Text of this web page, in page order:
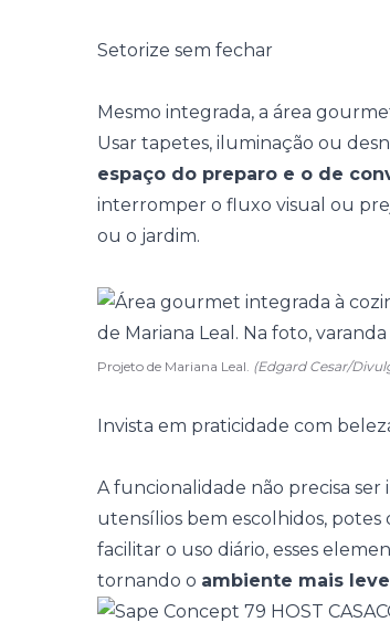
Setorize sem fechar
Mesmo integrada, a área
Usar tapetes, iluminação ou
espaço do preparo e o de
interromper o fluxo visual ou
ou o jardim.
Projeto de Mariana Leal. (Edgard Cesar/
Invista em praticidade com
A funcionalidade não precisa ser
utensílios bem escolhidos,
facilitar o uso diário, esses
tornando o ambiente mais